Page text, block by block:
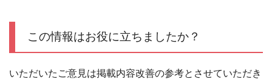
この情報はお役に立ちましたか？
いただいたご意見は掲載内容改善の参考とさせていただき